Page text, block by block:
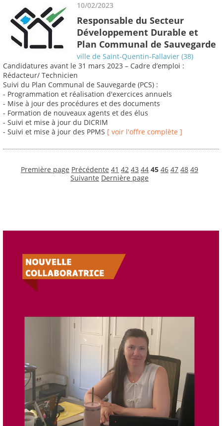
10/02/2023
Responsable du Secteur
Développement Durable et
Plan Communal de Sauvegarde
ville de Saint-Quentin-Fallavier (38)
Candidatures avant le 31 mars 2023 – Cadre d’emploi :
Rédacteur/ Technicien
Suivi du Plan Communal de Sauvegarde (PCS) :
- Programmation et réalisation d'exercices annuels
- Mise à jour des procédures et des documents
- Formation de nouveaux agents et des élus
- Suivi et mise à jour du DICRIM
- Suivi et mise à jour des PPMS [ voir l'offre complète ]
Première page Précédente 41 42 43 44 45 46 47 48 49
Suivante Dernière page